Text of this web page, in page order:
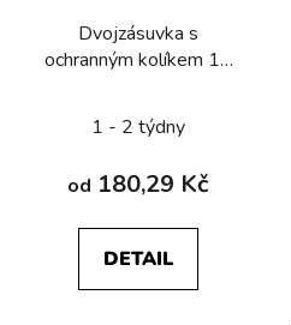
Dvojzásuvka s
ochranným kolíkem 16
kompletní
1 - 2 týdny
od 180,29 Kč
DETAIL